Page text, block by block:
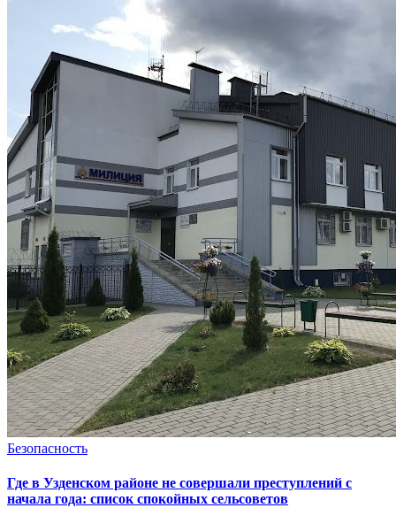
Безопасность
Где в Узденском районе не совершали преступлений с
начала года: список спокойных сельсоветов